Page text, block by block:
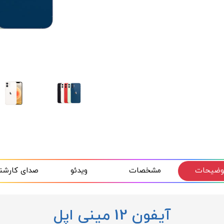
مشخصات ویدئو صدای
آیفون 12 مینی اپل